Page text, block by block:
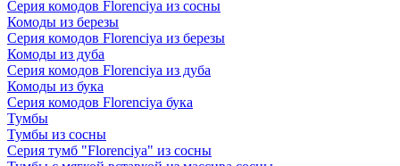
Серия комодов Florenciya из сосны
Комоды из березы
Серия комодов Florenciya из березы
Комоды из дуба
Серия комодов Florenciya из дуба
Комоды из бука
Серия комодов Florenciya бука
Тумбы
Тумбы из сосны
Серия тумб "Florenciya" из сосны